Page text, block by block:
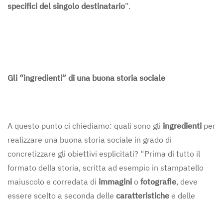
specifici del singolo destinatario”.
Gli “ingredienti” di una buona storia sociale
A questo punto ci chiediamo: quali sono gli ingredienti per
realizzare una buona storia sociale in grado di
concretizzare gli obiettivi esplicitati? “Prima di tutto il
formato della storia, scritta ad esempio in stampatello
maiuscolo e corredata di immagini o fotografie, deve
essere scelto a seconda delle caratteristiche e delle